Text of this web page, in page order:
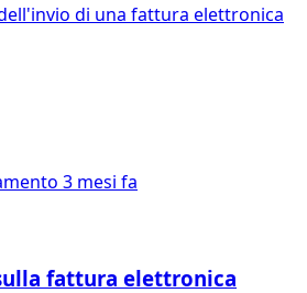
di una fattura elettronica
3 mesi fa
fattura elettronica